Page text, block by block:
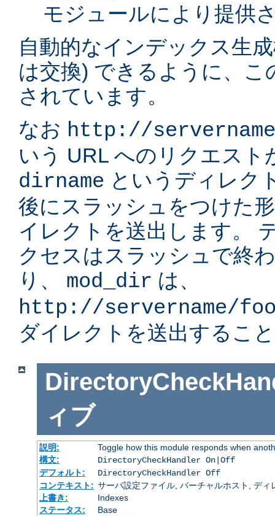
モジュールにより提供
自動的なインデックス生
は交換) できるように、こ
されています。
なお http://
いう URL へのリクエスト
dirname というディレク
後にスラッシュをつけた
イレクトを送出します。
クセスはスラッシュで終
り、 mod_dir は、
http://servername/
ダイレクトを送出するこ
ィブ
説明:
Toggle how this module responds when
構文:
DirectoryCheckHandler On|Off
デフォルト:
DirectoryCheckHandler Off
コンテキスト: サーバ設定ファイル, バーチャルホスト, ディ
上書き:
Indexes
ステータス:
Base